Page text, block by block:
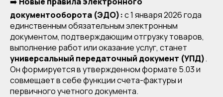
документооборота (ЭДО):с 1 января 2026 года
единственным обязательным электронным
документом, подтверждающим отгрузку товаров,
выполнение работ или оказание услуг, станет
универсальный передаточный документ (УПД).
Он формируется в утвержденном формате 5.03 и
совмещает в себе функции счета-фактуры и
первичного учетного документа.